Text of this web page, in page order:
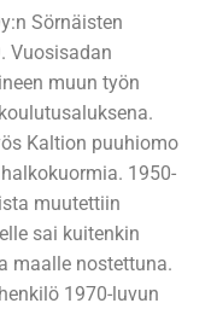
Sörnäisten
Vuosisadan
muun työn
Kaltion puuhiomo
1950-
muutettiin
sai kuitenkin
maalle nostettuna.
1970-luvun